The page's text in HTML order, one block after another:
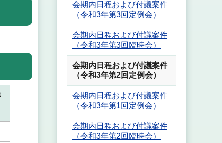
会期内日程および付議案件
（令和3年第3回定例会）
会期内日程および付議案件
（令和3年第3回臨時会）
会期内日程および付議案件
（令和3年第2回定例会）
会期内日程および付議案件
（令和3年第1回定例会）
会期内日程および付議案件
（令和3年第2回臨時会）